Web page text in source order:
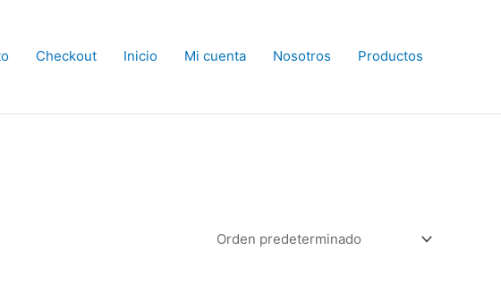
Checkout Inicio Mi cuenta Nosotros Productos